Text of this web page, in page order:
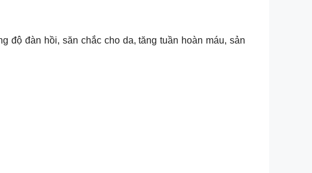
độ đàn hồi, săn chắc cho da, tăng tuần hoàn máu, sản